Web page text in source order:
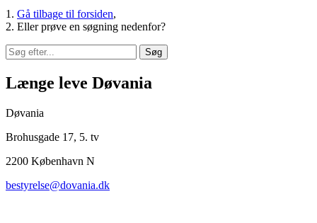
1. Gå tilbage til forsiden,
2. Eller prøve en søgning nedenfor?
Søg
efter:
Længe leve Døvania
Døvania
Brohusgade 17, 5. tv
2200 København N
bestyrelse@dovania.dk